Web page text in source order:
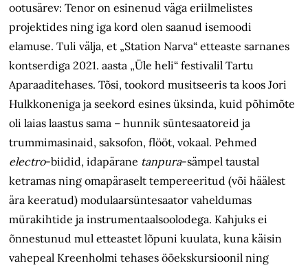
ootusärev: Tenor on esinenud väga eriilmelistes
projektides ning iga kord olen saanud isemoodi
elamuse. Tuli välja, et „Station Narva“ etteaste sarnanes
kontserdiga 2021. aasta „Üle heli“ festivalil Tartu
Aparaadi­tehases. Tõsi, tookord musitseeris ta koos Jori
Hulkkoneniga ja seekord esines üksinda, kuid põhimõte
oli laias laastus sama – hunnik süntesaatoreid ja
trummimasinaid, saksofon, flööt, vokaal. Pehmed
electro-biidid, ida­pärane tanpura-sämpel taustal
ketramas ning omapäraselt tempereeritud (või häälest
ära keeratud) modulaarsüntesaator vaheldumas
mürakihtide ja instrumentaalsoolodega. Kahjuks ei
õnnestunud mul etteastet lõpuni kuulata, kuna käisin
vahepeal Kreenholmi tehases ööekskursioonil ning